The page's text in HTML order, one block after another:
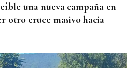
una nueva campaña en
otro cruce masivo hacia